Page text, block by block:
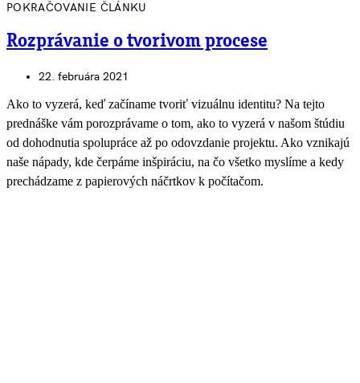
POKRAČOVANIE ČLÁNKU
Rozprávanie o tvorivom procese
22. februára 2021
Ako to vyzerá, keď začíname tvoriť vizuálnu identitu? Na tejto
prednáške vám porozprávame o tom, ako to vyzerá v našom štúdiu
od dohodnutia spolupráce až po odovzdanie projektu. Ako vznikajú
naše nápady, kde čerpáme inšpiráciu, na čo všetko myslíme a kedy
prechádzame z papierových náčrtkov k počítačom.